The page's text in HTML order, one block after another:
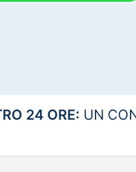
24 ORE: UN